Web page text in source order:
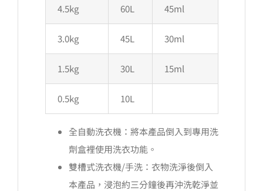
4.5kg 60L 45ml
3.0kg 45L 30ml
1.5kg 30L 15ml
0.5kg 10L
全自動洗衣機：將本產品倒入到專用洗
劑盒裡使用洗衣功能。
雙槽式洗衣機/手洗：衣物洗淨後倒入
本產品，浸泡約三分鐘後再沖洗乾淨並